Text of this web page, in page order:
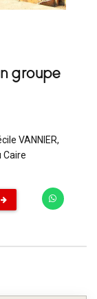
groupe
VANNIER,
Caire